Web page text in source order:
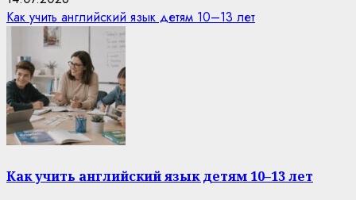
Как учить английский язык детям 10–13 лет
Как учить английский язык детям 10–13 лет